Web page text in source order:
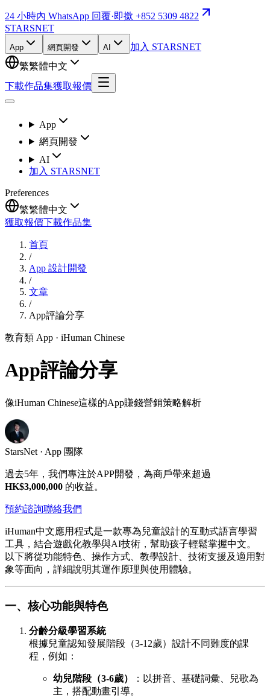
24 小時內 WhatsApp 回覆·即撳 +852 5309 4822
STARSNET
App 網頁開發 AI
加入 STARSNET
繁繁體中文
下載作品集獲取報價
App
網頁開發
AI
加入 STARSNET
Preferences
繁繁體中文
獲取報價下載作品集
首頁
/
App 設計開發
/
文章
/
App評論分享
教育類 App · iHuman Chinese
App評論分享
像iHuman Chinese這樣的App賺錢營銷策略解析
StarsNet · App 團隊
過去5年，我們專注於APP開發，為商戶帶來超過
HK$3,000,000 的收益。
預約諮詢聯絡我們
iHuman中文應用程式是一款專為兒童設計的互動式語言學習
工具，結合遊戲化教學與AI技術，幫助孩子輕鬆掌握中文。
以下將從功能特色、操作方式、教學設計、技術支援及適用對
象等面向，詳細說明其運作原理與使用體驗。
一、核心功能與特色
分齡分級學習系統
根據兒童認知發展階段（3-12歲）設計不同難度的課
程，例如：
幼兒階段（3-6歲）
：以拼音、基礎詞彙、兒歌為
主，搭配動畫引導。